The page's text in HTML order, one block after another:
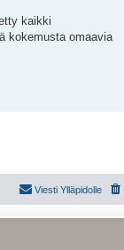
kaikki
kokemusta omaavia
Viesti Ylläpidolle